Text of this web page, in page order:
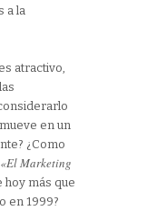
a la
atractivo,
en un
¿Como
«El Marketing
hoy más que
en 1999?